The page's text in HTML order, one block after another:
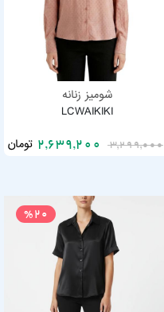
شومیز زنانه
LCWAIKIKI
3,299,000 تومان
%20